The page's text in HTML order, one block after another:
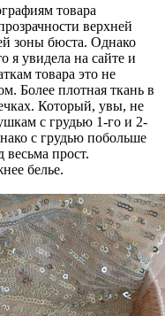
товара
верхней
зоны бюста. Однако
я увидела на сайте и
товара это не
Более плотная ткань в
Который, увы, не
с грудью 1-го и 2-
с грудью побольше
прост.
белье.